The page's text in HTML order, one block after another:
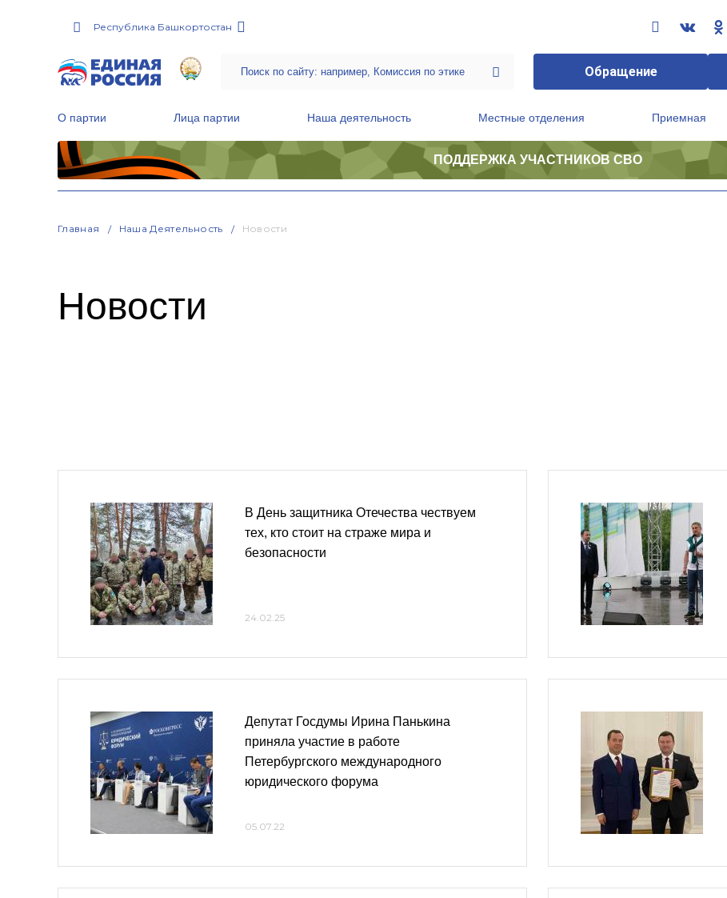
Республика Башкортостан
Обращение
О партии Лица партии Наша деятельность Местные отделения Приемная
ПОДДЕРЖКА УЧАСТНИКОВ СВО
Главная Наша Деятельность Новости
Новости
В День защитника Отечества чествуем
тех, кто стоит на страже мира и
безопасности
24.02.25
Депутат Госдумы Ирина Панькина
приняла участие в работе
Петербургского международного
юридического форума
05.07.22